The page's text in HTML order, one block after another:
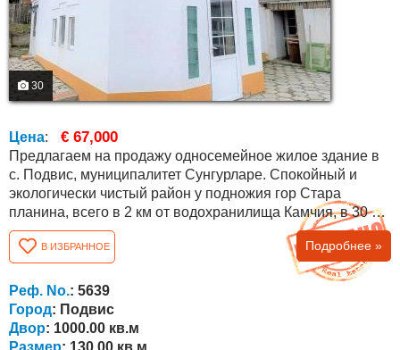
30
Цена: € 67,000
Предлагаем на продажу односемейное жилое здание в
с. Подвис, муниципалитет Сунгурларе. Спокойный и
экологически чистый район у подножия гор Стара
планина, всего в 2 км от водохранилища Камчия, в 30 км
от г. Карнобат и в 70 км от областного города Бургас.
Климат района умеренно-континентальный, для
которого характерна мягкая зима, ранняя весна,
умеренно-жаркое лето и теплая осень. Дом имеет
площадь 130 кв.м., двор и сад 1000 кв.м....
В ИЗБРАННОЕ Подробнее »
Реф. No.: 5639
Город: Подвис
Двор: 1000.00 кв.м
Размер: 130.00 кв.м